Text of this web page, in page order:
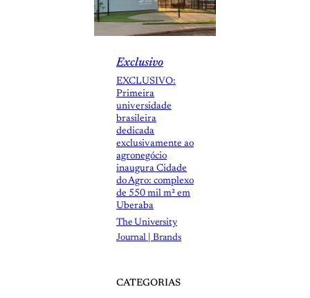
Exclusivo
EXCLUSIVO:
Primeira
universidade
brasileira
dedicada
exclusivamente ao
agronegócio
inaugura Cidade
do Agro: complexo
de 550 mil m² em
Uberaba
The University
Journal | Brands
CATEGORIAS